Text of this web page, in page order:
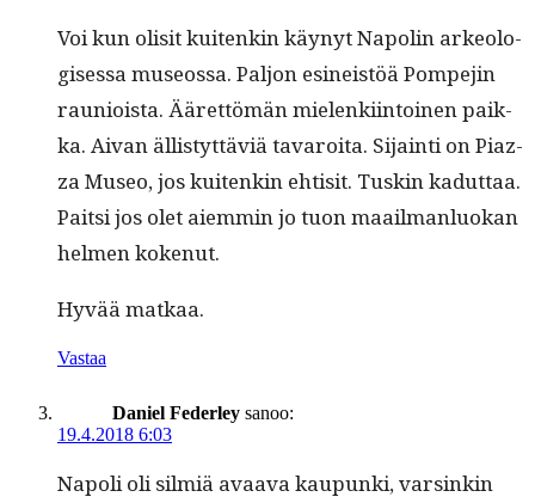
Voi kun olisit kuitenkin käynyt Napolin arke­ol­o­
gises­sa museossa. Paljon esineistöä Pom­pe­jin
rau­nioista. Ääret­tömän mie­lenki­in­toinen paik­
ka. Aivan ällistyt­täviä tavaroi­ta. Sijain­ti on Piaz­
za Museo, jos kuitenkin ehtisit. Tuskin kadut­taa.
Pait­si jos olet aiem­min jo tuon maail­man­lu­okan
hel­men kokenut.
Hyvää matkaa.
Vastaa
Daniel Federley sanoo:
19.4.2018 6:03
Napoli oli silmiä avaa­va kaupun­ki, varsinkin